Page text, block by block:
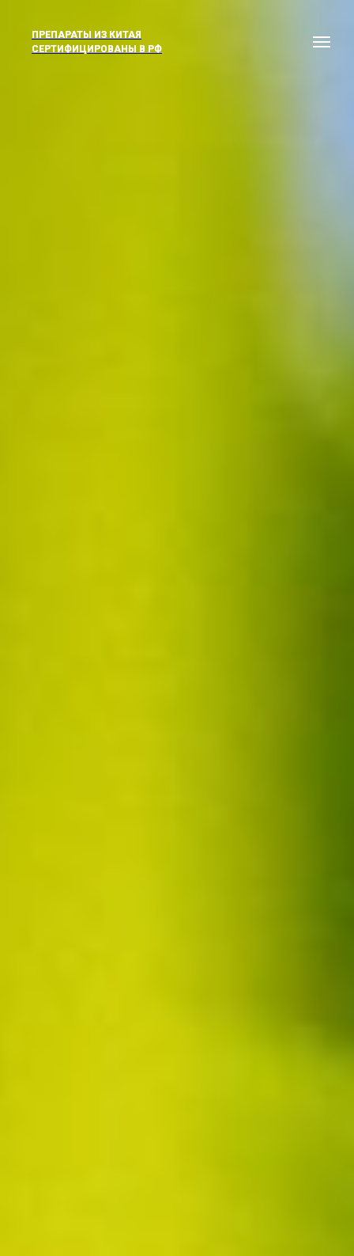
ПРЕПАРАТЫ ИЗ КИТАЯ
СЕРТИФИЦИРОВАНЫ В РФ
ПРЕПАРАТЫ ИЗ КИТАЯ
СЕРТИФИЦИРОВАНЫ В РФ